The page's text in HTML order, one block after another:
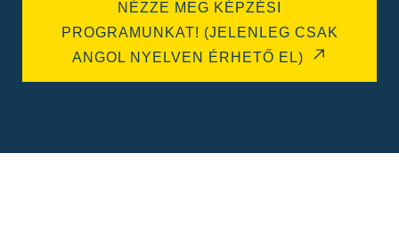
NÉZZE MEG KÉPZÉSI
PROGRAMUNKAT! (JELENLEG CSAK
ANGOL NYELVEN ÉRHETŐ EL)